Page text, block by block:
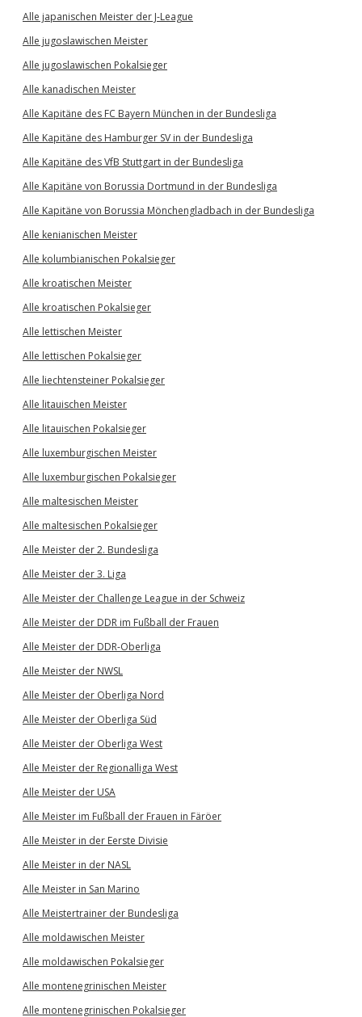
Alle japanischen Meister der J-League
Alle jugoslawischen Meister
Alle jugoslawischen Pokalsieger
Alle kanadischen Meister
Alle Kapitäne des FC Bayern München in der Bundesliga
Alle Kapitäne des Hamburger SV in der Bundesliga
Alle Kapitäne des VfB Stuttgart in der Bundesliga
Alle Kapitäne von Borussia Dortmund in der Bundesliga
Alle Kapitäne von Borussia Mönchengladbach in der Bundesliga
Alle kenianischen Meister
Alle kolumbianischen Pokalsieger
Alle kroatischen Meister
Alle kroatischen Pokalsieger
Alle lettischen Meister
Alle lettischen Pokalsieger
Alle liechtensteiner Pokalsieger
Alle litauischen Meister
Alle litauischen Pokalsieger
Alle luxemburgischen Meister
Alle luxemburgischen Pokalsieger
Alle maltesischen Meister
Alle maltesischen Pokalsieger
Alle Meister der 2. Bundesliga
Alle Meister der 3. Liga
Alle Meister der Challenge League in der Schweiz
Alle Meister der DDR im Fußball der Frauen
Alle Meister der DDR-Oberliga
Alle Meister der NWSL
Alle Meister der Oberliga Nord
Alle Meister der Oberliga Süd
Alle Meister der Oberliga West
Alle Meister der Regionalliga West
Alle Meister der USA
Alle Meister im Fußball der Frauen in Färöer
Alle Meister in der Eerste Divisie
Alle Meister in der NASL
Alle Meister in San Marino
Alle Meistertrainer der Bundesliga
Alle moldawischen Meister
Alle moldawischen Pokalsieger
Alle montenegrinischen Meister
Alle montenegrinischen Pokalsieger